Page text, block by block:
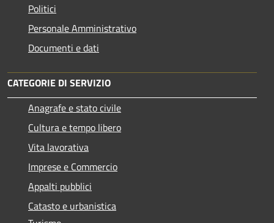
Politici
Personale Amministrativo
Documenti e dati
CATEGORIE DI SERVIZIO
Anagrafe e stato civile
Cultura e tempo libero
Vita lavorativa
Imprese e Commercio
Appalti pubblici
Catasto e urbanistica